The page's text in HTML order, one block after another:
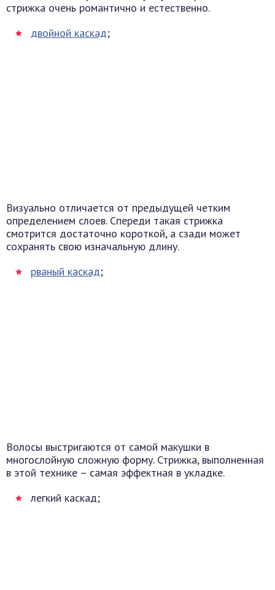
стрижка очень романтично и естественно.
двойной каскад;
Визуально отличается от предыдущей четким
определением слоев. Спереди такая стрижка
смотрится достаточно короткой, а сзади может
сохранять свою изначальную длину.
рваный каскад;
Волосы выстригаются от самой макушки в
многослойную сложную форму. Стрижка, выполненная
в этой технике – самая эффектная в укладке.
легкий каскад;